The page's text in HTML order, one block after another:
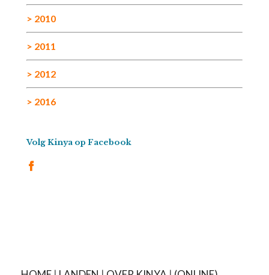
> 2010
> 2011
> 2012
> 2016
Volg Kinya op Facebook